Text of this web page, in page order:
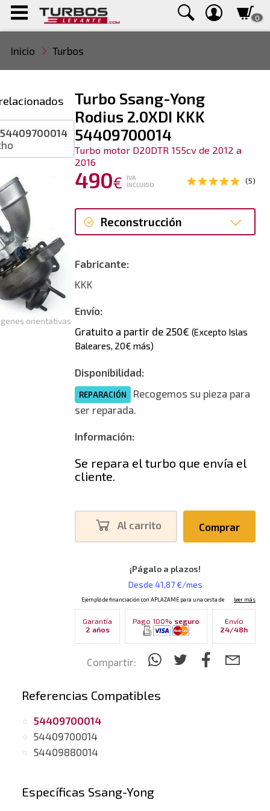
0
Inicio Turbos
Turbo Ssang-Yong
Rodius 2.0XDI KKK
54409700014
Turbo motor D20DTR 155cv de 2012 a
2016
490€
IVA
INCLUIDO
(5)
Reconstrucción
Fabricante:
KKK
Envío:
Gratuito a partir de 250€ (Excepto Islas
Baleares, 20€ más)
Disponibilidad:
REPARACIÓN
Recogemos su pieza para
ser reparada.
Información:
Se repara el turbo que envía el
cliente.
Al carrito Comprar
Garantía
2 años
Pago 100% seguro
Envío
24/48h
Compartir:
orientativas
54409700014
Referencias Compatibles
54409700014
54409700014
54409880014
Específicas Ssang-Yong